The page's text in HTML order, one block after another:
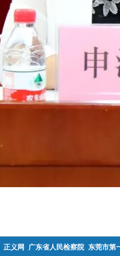
正义网 广东省人民检察院 东莞市第